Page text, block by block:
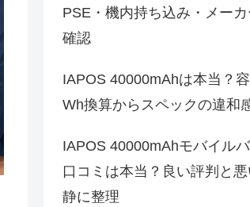
PSE・機内持ち込み・メー
確認
IAPOS 40000mAhは本当？
Wh換算からスペックの違和
IAPOS 40000mAhモバイル
口コミは本当？良い評判と
静に整理